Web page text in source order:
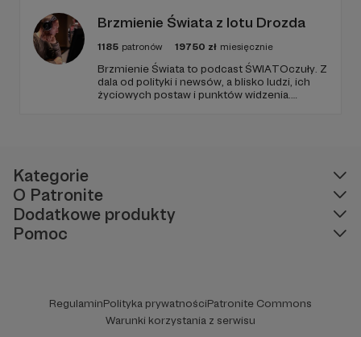
Brzmienie Świata z lotu Drozda
1185 patronów 19750 zł miesięcznie
Brzmienie Świata to podcast ŚWIATOczuły. Z
dala od polityki i newsów, a blisko ludzi, ich
życiowych postaw i punktów widzenia.
Kategorie
O Patronite
Dodatkowe produkty
Pomoc
RegulaminPolityka prywatnościPatronite Commons
Warunki korzystania z serwisu